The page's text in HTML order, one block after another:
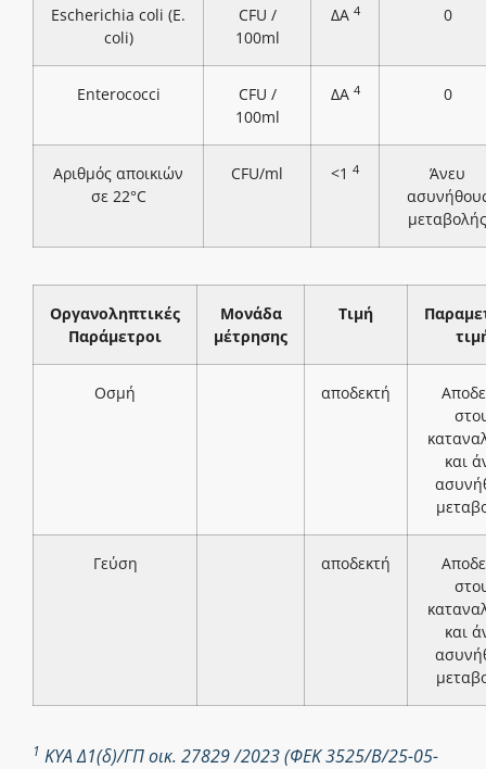
Escherichia coli (E.
coli)
CFU /
100ml
ΔΑ 4 0
Enterococci
CFU /
100ml
ΔΑ 4 0
Αριθμός αποικιών
σε 22°C
CFU/ml <1 4
Άνευ
μεταβολής
Οργανοληπτικές
Παράμετροι
Μονάδα
μέτρησης
Τιμή
Οσμή αποδεκτή
και
Γεύση αποδεκτή
και
1 ΚΥΑ Δ1(δ)/ΓΠ οικ. 27829 /2023 (ΦΕΚ 3525/Β/25-05-